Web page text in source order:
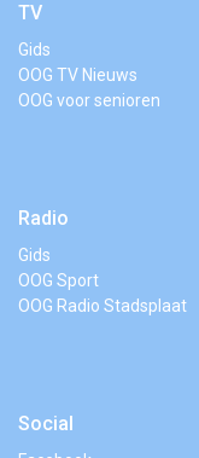
TV
Gids
OOG TV Nieuws
OOG voor senioren
Radio
Gids
OOG Sport
OOG Radio Stadsplaat
Social